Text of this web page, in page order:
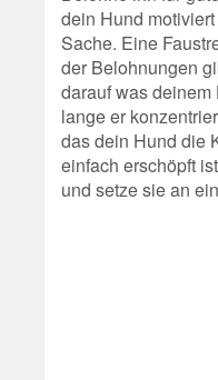
dein Hund
Sache. Eine
der Belohnungen
darauf was
lange er
das dein Hund die
einfach erschöpft
und setze sie an